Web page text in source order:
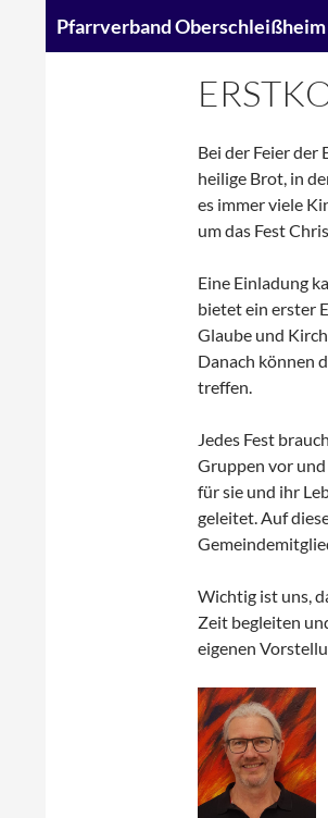
Pfarrverband Oberschleißheim
Bei der Feier
heilige Brot, in
es immer viele
um das Fest
Eine Einladung
bietet ein erster
Glaube und
Danach können
treffen.
Jedes Fest
Gruppen vor
für sie und ihr
geleitet. Auf
Wichtig ist uns,
Zeit begleiten
eigenen